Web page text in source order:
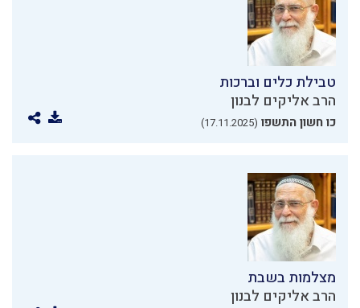
טבילת כלים וברכות
הרב אליקים לבנון
כו חשון התשפו (17.11.2025)
מצלמות בשבת
הרב אליקים לבנון